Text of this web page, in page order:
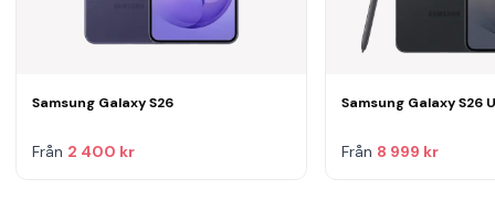
Samsung Galaxy S26
Från 2 400 kr
Samsung Galaxy S26
Från 8 999 kr